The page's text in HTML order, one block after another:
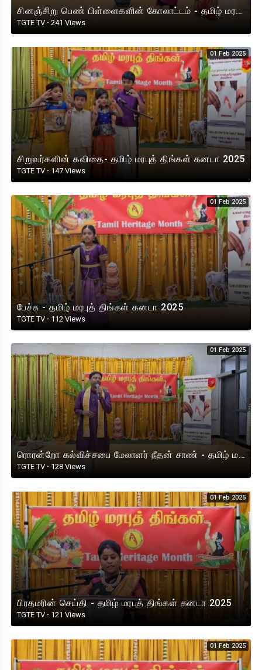
சினஞ்சிறு பெண் பிள்ளைகளின் கோலாட்டம் - தமிழ் மரபுத் திங்கள் கனடா 2025
TGTE TV · 241 Views
01 Feb 2025
சிறுவர்களின் கவிதை- தமிழ் மரபுத் திங்கள் கனடா 2025
TGTE TV · 147 Views
01 Feb 2025
பேச்சு - தமிழ் மரபுத் திங்கள் கனடா 2025
TGTE TV · 112 Views
01 Feb 2025
ரொரன்றோ கல்விச்சபை மேலாளர் நீதன் சாண் - தமிழ் மரபுத் திங்கள் கனடா 2025
TGTE TV · 128 Views
01 Feb 2025
பிரதமரின் செய்தி - தமிழ் மரபுத் திங்கள் கனடா 2025
TGTE TV · 121 Views
01 Feb 2025